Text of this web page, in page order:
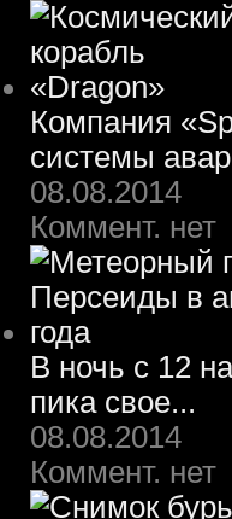
Компания
системы
08.08.2014
Коммент. нет
В ночь с 12
пика свое...
08.08.2014
Коммент. нет